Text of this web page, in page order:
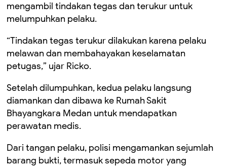
mengambil tindakan tegas dan terukur untuk
melumpuhkan pelaku.
“Tindakan tegas terukur dilakukan karena pelaku
melawan dan membahayakan keselamatan
petugas,” ujar Ricko.
Setelah dilumpuhkan, kedua pelaku langsung
diamankan dan dibawa ke Rumah Sakit
Bhayangkara Medan untuk mendapatkan
perawatan medis.
Dari tangan pelaku, polisi mengamankan sejumlah
barang bukti, termasuk sepeda motor yang